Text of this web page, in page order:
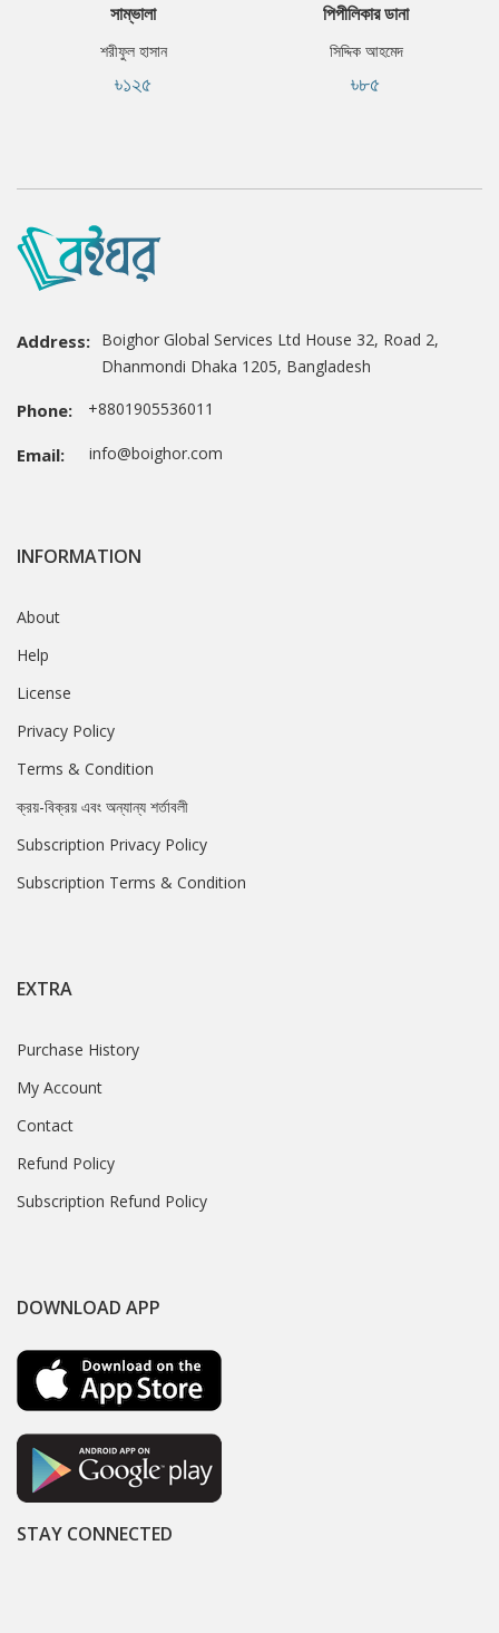
সাম্ভালা
শরীফুল হাসান
৳১২৫
পিপীলিকার ডানা
সিদ্দিক আহমেদ
৳৮৫
Address: Boighor Global Services Ltd House 32, Road 2,
Dhanmondi Dhaka 1205, Bangladesh
Phone: +8801905536011
Email: info@boighor.com
INFORMATION
About
Help
License
Privacy Policy
Terms & Condition
ক্রয়-বিক্রয় এবং অন্যান্য শর্তাবলী
Subscription Privacy Policy
Subscription Terms & Condition
EXTRA
Purchase History
My Account
Contact
Refund Policy
Subscription Refund Policy
DOWNLOAD APP
STAY CONNECTED